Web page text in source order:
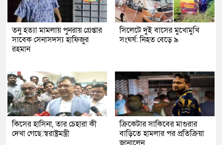
তনু হত্যা মামলায় পুনরায় গ্রেপ্তার
সাবেক সেনাসদস্য হাফিজুর
রহমান
সিলেটে দুই বাসের মুখোমুখি
সংঘর্ষ: নিহত বেড়ে ৯
কিসের হাসিনা, তার চেহারা কী
দেখা গেছে:স্বরাষ্ট্রমন্ত্রী
ক্রিকেটার সাকিবের মাগুরার
বাড়িতে হামলার পর প্রতিক্রিয়া